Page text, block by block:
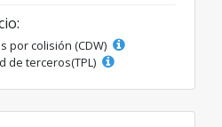
por colisión (CDW)
de terceros(TPL)